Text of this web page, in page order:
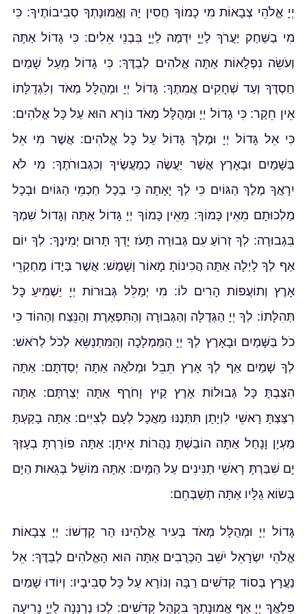
יְיָ אֱלֹהֵי צְבָאוֹת מִי כָמוֹךָ חֲסִין יָהּ וֶאֱמוּנָתְךָ סְבִיבוֹתֶיךָ: כִּי
מִי בַשַּׁחַק יַעֲרֹךְ לַיְיָָ יִדְמֶה לַיְיָָ בִּבְנֵי אֵלִים: כִּי גָדוֹל אַתָּה
וְעֹשֵׂה נִפְלָאוֹת אַתָּה אֱלֹהִים לְבַדֶּךָ: כִּי גָדוֹל מֵעַל שָׁמַיִם
חַסְדֶּךָ וְעַד שְׁחָקִים אֲמִתֶּךָ: גָּדוֹל יְיָ וּמְהֻלָּל מְאֹד וְלִגְדֻלָּתוֹ
אֵין חֵקֶר: כִּי גָדוֹל יְיָ וּמְהֻלָּל מְאֹד נוֹרָא הוּא עַל כָּל אֱלֹהִים:
כִּי אֵל גָּדוֹל יְיָ וּמֶלֶךְ גָּדוֹל עַל כָּל אֱלֹהִים: אֲשֶׁר מִי אֵל
בַּשָּׁמַיִם וּבָאָרֶץ אֲשֶׁר יַעֲשֶׂה כְמַעֲשֶׂיךָ וְכִגְבוּרֹתֶךָ: מִי לֹא
יִרָאֲךָ מֶלֶךְ הַגּוֹיִם כִּי לְךָ יָאָתָה כִּי בְכָל חַכְמֵי הַגּוֹיִם וּבְכָל
מַלְכוּתָם מֵאֵין כָּמוֹךָ: מֵאֵין כָּמוֹךָ יְיָ גָּדוֹל אַתָּה וְגָדוֹל שִׁמְךָ
בִּגְבוּרָה: לְךָ זְרוֹעַ עִם גְּבוּרָה תָּעֹז יָדְךָ תָּרוּם יְמִינֶךָ: לְךָ יוֹם
אַף לְךָ לָיְלָה אַתָּה הֲכִינוֹתָ מָאוֹר וָשָׁמֶשׁ: אֲשֶׁר בְּיָדוֹ מֶחְקְרֵי
אָרֶץ וְתוֹעֲפוֹת הָרִים לוֹ: מִי יְמַלֵּל גְּבוּרוֹת יְיָ יַשְׁמִיעַ כָּל
תְּהִלָּתוֹ: לְךָ יְיָ הַגְּדֻלָּה וְהַגְּבוּרָה וְהַתִּפְאֶרֶת וְהַנֵּצַח וְהַהוֹד כִּי
כֹל בַּשָּׁמַיִם וּבָאָרֶץ לְךָ יְיָ הַמַּמְלָכָה וְהַמִּתְנַשֵּׂא לְכֹל לְרֹאשׁ:
לְךָ שָׁמַיִם אַף לְךָ אָרֶץ תֵּבֵל וּמְלֹאָהּ אַתָּה יְסַדְתָּם: אַתָּה
הִצַּבְתָּ כָּל גְּבוּלוֹת אָרֶץ קַיִץ וָחֹרֶף אַתָּה יְצַרְתָּם: אַתָּה
רִצַּצְתָּ רָאשֵׁי לִוְיָתָן תִּתְּנֶנּוּ מַאֲכָל לְעָם לְצִיִּים: אַתָּה בָקַעְתָּ
מַעְיָן וָנָחַל אַתָּה הוֹבַשְׁתָּ נַהֲרוֹת אֵיתָן: אַתָּה פוֹרַרְתָּ בְעָזְּךָ
יָם שִׁבַּרְתָּ רָאשֵׁי תַנִּינִים עַל הַמָּיִם: אַתָּה מוֹשֵׁל בְּגֵאוּת הַיָּם
בְּשׂוֹא גַלָּיו אַתָּה תְשַׁבְּחֵם:
גָּדוֹל יְיָ וּמְהֻלָּל מְאֹד בְּעִיר אֱלֹהֵינוּ הַר קָדְשׁוֹ: יְיָ צְבָאוֹת
אֱלֹהֵי יִשְׂרָאֵל יֹשֵׁב הַכְּרֻבִים אַתָּה הוּא הָאֱלֹהִים לְבַדֶּךָ: אֵל
נַעֲרָץ בְּסוֹד קְדֹשִׁים רַבָּה וְנוֹרָא עַל כָּל סְבִיבָיו: וְיוֹדוּ שָׁמַיִם
פִּלְאֲךָ יְיָ אַף אֱמוּנָתְךָ בִּקְהַל קְדֹשִׁים: לְכוּ נְרַנְּנָה לַיְיָָ נָרִיעָה